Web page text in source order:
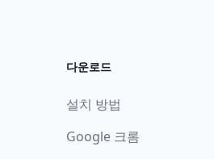
다운로드
설치 방법
Google 크롬